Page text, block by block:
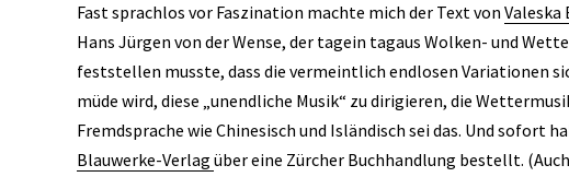
Fast sprachlos vor Faszination machte mich der Text von
Hans Jürgen von der Wense, der tagein tagaus Wolken- und
feststellen musste, dass die vermeintlich endlosen Variationen
müde wird, diese „unendliche Musik“ zu dirigieren, die
Fremdsprache wie Chinesisch und Isländisch sei das. Und sofort
Blauwerke-Verlag über eine Zürcher Buchhandlung bestellt.